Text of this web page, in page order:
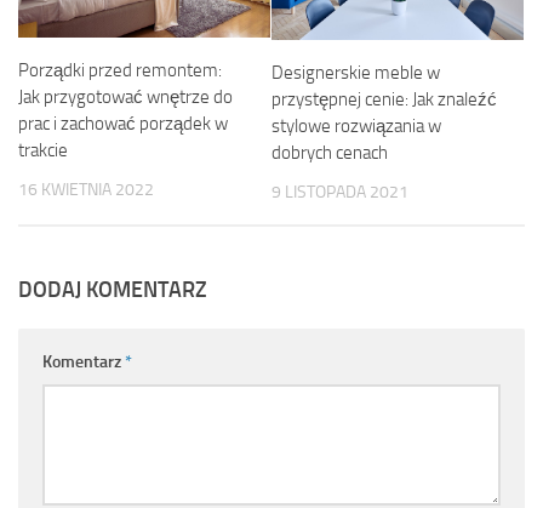
Porządki przed remontem:
Jak przygotować wnętrze do
prac i zachować porządek w
trakcie
16 KWIETNIA 2022
Designerskie meble w
przystępnej cenie: Jak znaleźć
stylowe rozwiązania w
dobrych cenach
9 LISTOPADA 2021
DODAJ KOMENTARZ
Komentarz*